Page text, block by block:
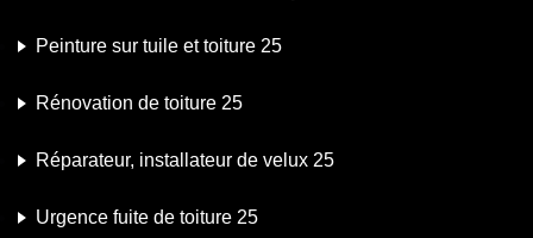
Peinture sur tuile et toiture 25
Rénovation de toiture 25
Réparateur, installateur de velux 25
Urgence fuite de toiture 25